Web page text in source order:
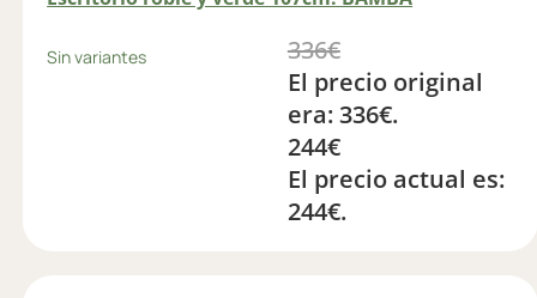
Sin variantes 336€
El precio original
era: 336€.
244€
El precio actual es:
244€.